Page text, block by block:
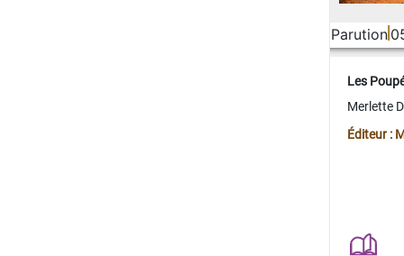
Parution
Les
Merlette
Éditeur :